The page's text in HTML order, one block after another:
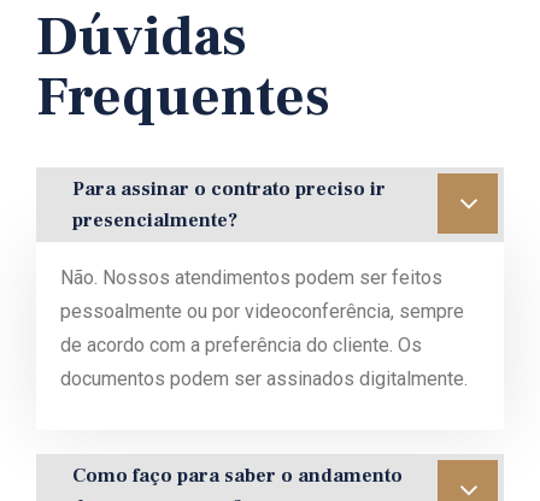
Dúvidas
Frequentes
Para assinar o contrato preciso ir
presencialmente?
Não. Nossos atendimentos podem ser feitos
pessoalmente ou por videoconferência, sempre
de acordo com a preferência do cliente. Os
documentos podem ser assinados digitalmente.
Como faço para saber o andamento